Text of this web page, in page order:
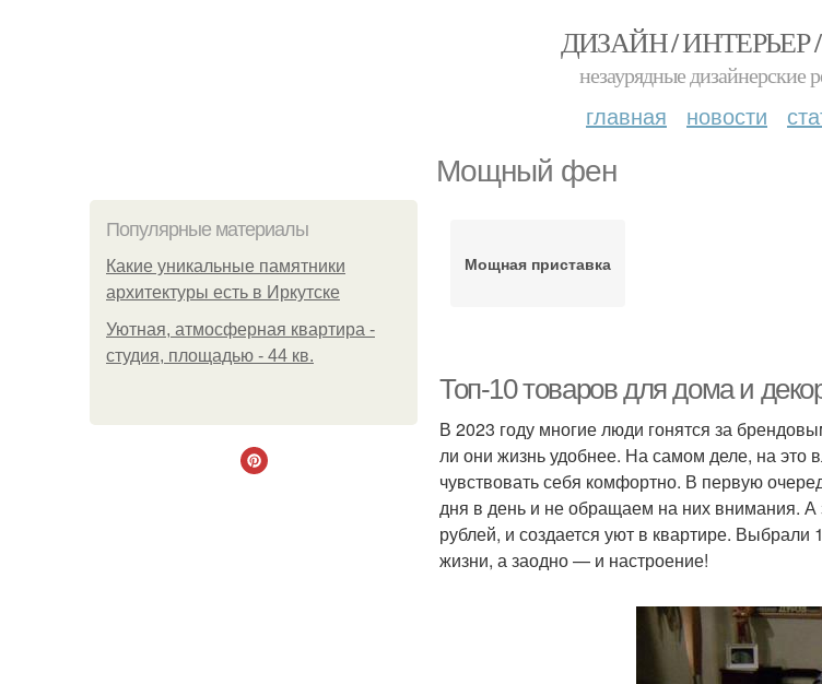
ДИЗАЙН / ИНТЕРЬЕР
незаурядные дизайнерские
главная новости
Мощный фен
Популярные материалы
Какие уникальные памятники
архитектуры есть в Иркутске
Уютная, атмосферная квартира -
студия, площадью - 44 кв.
Мощная приставка
Топ-10 товаров для дома и
В 2023 году многие люди гонятся за
ли они жизнь удобнее. На самом деле, на это
чувствовать себя комфортно. В первую
дня в день и не обращаем на них внимания. А
рублей, и создается уют в квартире.
жизни, а заодно — и настроение!